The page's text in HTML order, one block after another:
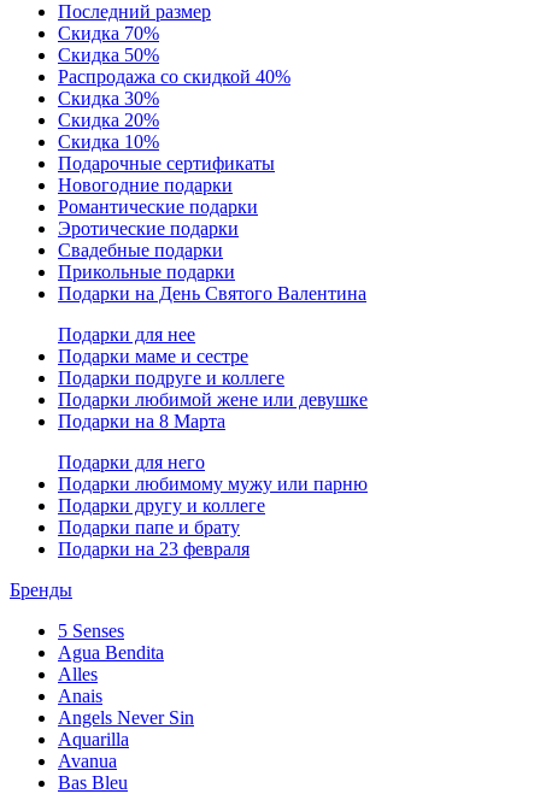
Последний размер
Скидка 70%
Скидка 50%
Распродажа со скидкой 40%
Скидка 30%
Скидка 20%
Скидка 10%
Подарочные сертификаты
Новогодние подарки
Романтические подарки
Эротические подарки
Свадебные подарки
Прикольные подарки
Подарки на День Святого Валентина
Подарки для нее
Подарки маме и сестре
Подарки подруге и коллеге
Подарки любимой жене или девушке
Подарки на 8 Марта
Подарки для него
Подарки любимому мужу или парню
Подарки другу и коллеге
Подарки папе и брату
Подарки на 23 февраля
Бренды
5 Senses
Agua Bendita
Alles
Anais
Angels Never Sin
Aquarilla
Avanua
Bas Bleu